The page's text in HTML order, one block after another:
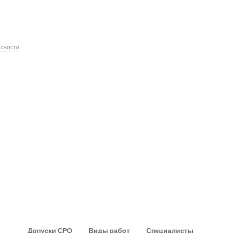
Допуски СРО Виды работ Специалисты